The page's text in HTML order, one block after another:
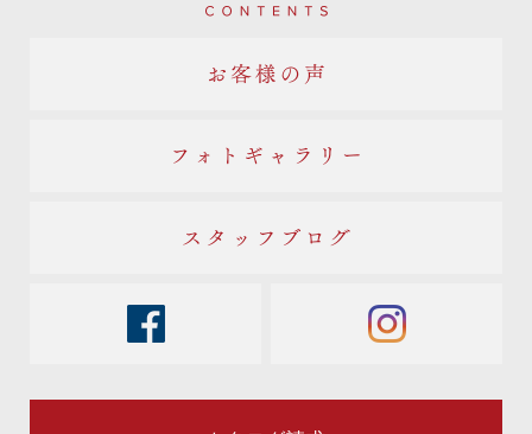
Contents
お客様の声
フォトギャラリー
スタッフブログ
instagram